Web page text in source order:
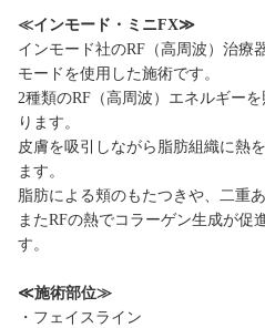
≪インモード・ミニFX≫
インモード社のRF（高周波）治療
モードを使用した施術です。
2種類のRF（高周波）エネルギー
ります。
皮膚を吸引しながら脂肪組織に熱
ます。
脂肪による頬のもたつきや、二重
またRFの熱でコラーゲン生成が促
す。
≪施術部位≫
・フェイスライン